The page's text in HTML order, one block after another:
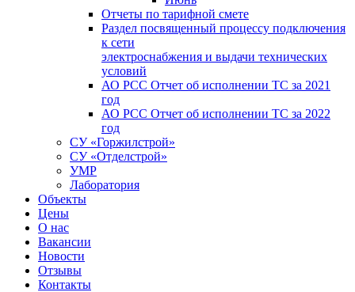
Отчеты по тарифной смете
Раздел посвященный процессу подключения
к сети
электроснабжения и выдачи технических
условий
АО РСС Отчет об исполнении ТС за 2021
год
АО РСС Отчет об исполнении ТС за 2022
год
СУ «Горжилстрой»
СУ «Отделстрой»
УМР
Лаборатория
Объекты
Цены
О нас
Вакансии
Новости
Отзывы
Контакты